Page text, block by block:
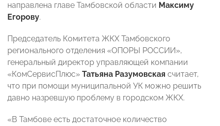
направлена главе Тамбовской области Максиму
Егорову.
Председатель Комитета ЖКХ Тамбовского
регионального отделения «ОПОРЫ РОССИИ»,
генеральный директор управляющей компании
«КомСервисПлюс» Татьяна Разумовская считает,
что при помощи муниципальной УК можно решить
давно назревшую проблему в городском ЖКХ.
«В Тамбове есть достаточное количество